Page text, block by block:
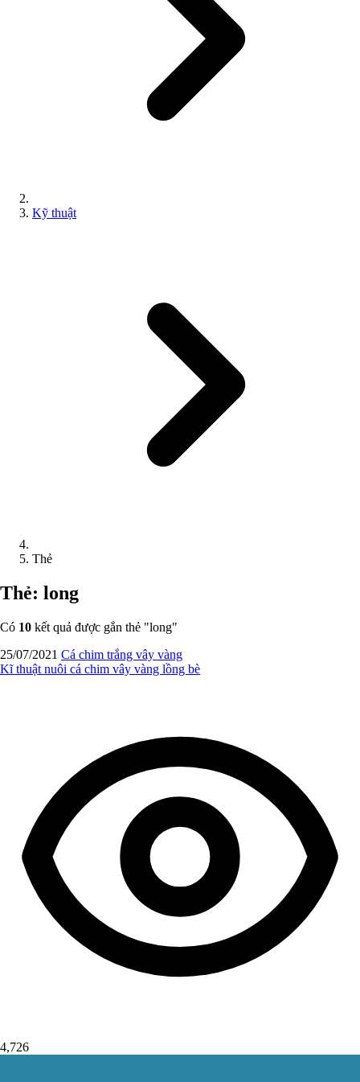
Kỹ thuật
Thẻ
Thẻ: long
Có 10 kết quả được gắn thẻ "long"
25/07/2021 Cá chim trắng vây vàng
Kĩ thuật nuôi cá chim vây vàng lồng bè
4,726